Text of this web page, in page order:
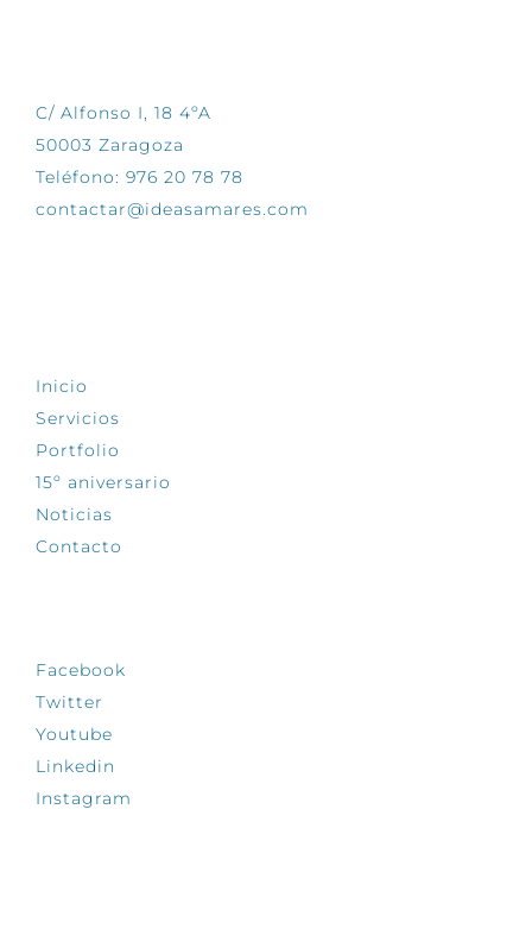
C/ Alfonso I, 18 4ºA
50003 Zaragoza
Teléfono: 976 20 78 78
contactar@ideasamares.com
Inicio
Servicios
Portfolio
15º aniversario
Noticias
Contacto
Facebook
Twitter
Youtube
Linkedin
Instagram